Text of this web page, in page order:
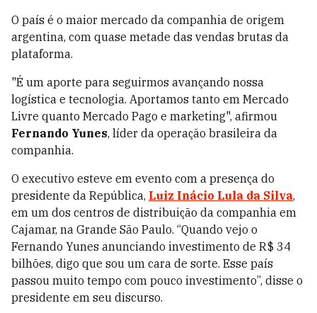
O país é o maior mercado da companhia de origem
argentina, com quase metade das vendas brutas da
plataforma.
"É um aporte para seguirmos avançando nossa
logística e tecnologia. Aportamos tanto em Mercado
Livre quanto Mercado Pago e marketing", afirmou
Fernando Yunes, líder da operação brasileira da
companhia.
O executivo esteve em evento com a presença do
presidente da República, Luiz Inácio Lula da Silva,
em um dos centros de distribuição da companhia em
Cajamar, na Grande São Paulo. “Quando vejo o
Fernando Yunes anunciando investimento de R$ 34
bilhões, digo que sou um cara de sorte. Esse país
passou muito tempo com pouco investimento”, disse o
presidente em seu discurso.